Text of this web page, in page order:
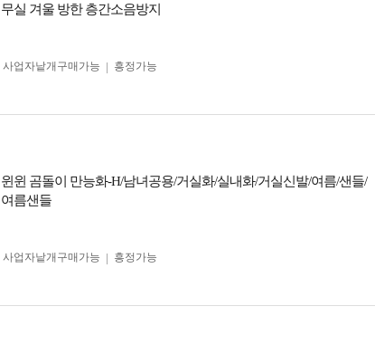
무실 겨울 방한 층간소음방지
사업자 낱개구매가능 흥정가능
윈윈 곰돌이 만능화-H/남녀공용/거실화/실내화/거실신발/여름/샌들/
여름샌들
사업자 낱개구매가능 흥정가능